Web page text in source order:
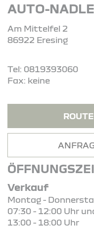
AUTO-
Am Mittelfel 2
86922 Eresing
Tel: 0819393060
Fax: keine
Verkauf
Montag -
07:30 - 12:00 Uhr
13:00 - 18:00 Uhr